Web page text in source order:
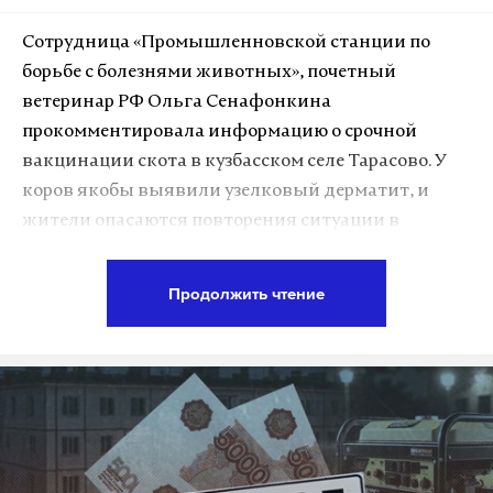
Вечером из окна я наблюдала огонь вдали и
черные столбы. Потом мы уехали... Помню, идем по
берегу — лежат мертвые дельфины, а рядом сидят
птицы и чистят перья», — рассказывает девушка.
нефтепродуктов могут сказаться на состоянии
дельфинов и других морских обитателей, считает
обеспокоен состоянием моря. На поверхности
воды видны черные пятна. На пляжах остаются
следы мазута, которые убирают волонтеры в
защитных костюмах. Некоторые приезжают
Сотрудница «Промышленновской станции по
борьбе с болезнями животных», почетный
ветеринар РФ Ольга Сенафонкина
прокомментировала информацию о срочной
вакцинации скота в кузбасском селе Тарасово. У
коров якобы выявили узелковый дерматит, и
жители опасаются повторения ситуации в
Главная претензия сельчан — отсутствие
документации. Им не предъявили ни документов
о заражении, ни информации о самом препарате.
Поэтому люди просят об огласке. И их страх
понятен, они могут потерять последнее.
Продолжить чтение